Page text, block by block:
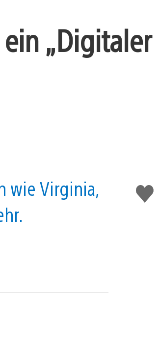
„Digitaler
Gefällt
mir
wie Virginia,